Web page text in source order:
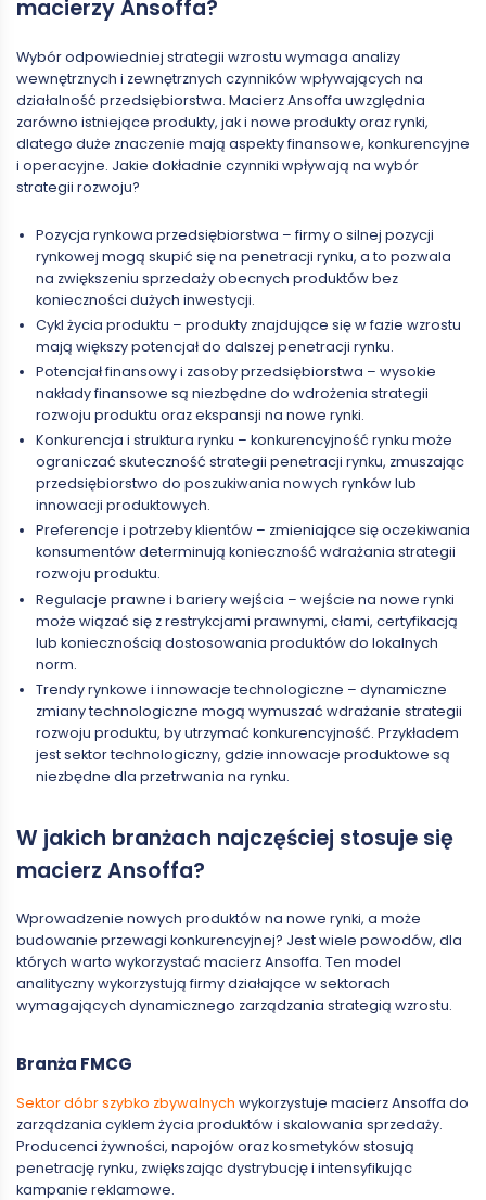
macierzy Ansoffa?
Wybór odpowiedniej strategii wzrostu wymaga analizy
wewnętrznych i zewnętrznych czynników wpływających na
działalność przedsiębiorstwa. Macierz Ansoffa uwzględnia
zarówno istniejące produkty, jak i nowe produkty oraz rynki,
dlatego duże znaczenie mają aspekty finansowe, konkurencyjne
i operacyjne. Jakie dokładnie czynniki wpływają na wybór
strategii rozwoju?
Pozycja rynkowa przedsiębiorstwa – firmy o silnej pozycji
rynkowej mogą skupić się na penetracji rynku, a to pozwala
na zwiększeniu sprzedaży obecnych produktów bez
konieczności dużych inwestycji.
Cykl życia produktu – produkty znajdujące się w fazie wzrostu
mają większy potencjał do dalszej penetracji rynku.
Potencjał finansowy i zasoby przedsiębiorstwa – wysokie
nakłady finansowe są niezbędne do wdrożenia strategii
rozwoju produktu oraz ekspansji na nowe rynki.
Konkurencja i struktura rynku – konkurencyjność rynku może
ograniczać skuteczność strategii penetracji rynku, zmuszając
przedsiębiorstwo do poszukiwania nowych rynków lub
innowacji produktowych.
Preferencje i potrzeby klientów – zmieniające się oczekiwania
konsumentów determinują konieczność wdrażania strategii
rozwoju produktu.
Regulacje prawne i bariery wejścia – wejście na nowe rynki
może wiązać się z restrykcjami prawnymi, cłami, certyfikacją
lub koniecznością dostosowania produktów do lokalnych
norm.
Trendy rynkowe i innowacje technologiczne – dynamiczne
zmiany technologiczne mogą wymuszać wdrażanie strategii
rozwoju produktu, by utrzymać konkurencyjność. Przykładem
jest sektor technologiczny, gdzie innowacje produktowe są
niezbędne dla przetrwania na rynku.
W jakich branżach najczęściej stosuje się
macierz Ansoffa?
Wprowadzenie nowych produktów na nowe rynki, a może
budowanie przewagi konkurencyjnej? Jest wiele powodów, dla
których warto wykorzystać macierz Ansoffa. Ten model
analityczny wykorzystują firmy działające w sektorach
wymagających dynamicznego zarządzania strategią wzrostu.
Branża FMCG
Sektor dóbr szybko zbywalnych wykorzystuje macierz Ansoffa do
zarządzania cyklem życia produktów i skalowania sprzedaży.
Producenci żywności, napojów oraz kosmetyków stosują
penetrację rynku, zwiększając dystrybucję i intensyfikując
kampanie reklamowe.